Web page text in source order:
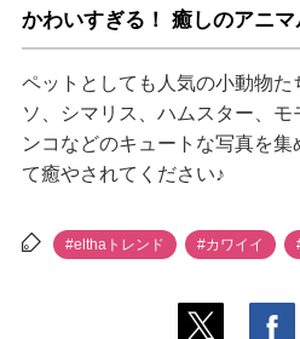
かわいすぎる！ 癒しのアニ
ペットとしても人気の小動物た
ソ、シマリス、ハムスター、モ
ンコなどのキュートな写真を
て癒やされてください♪
#elthaトレンド #カワイイ